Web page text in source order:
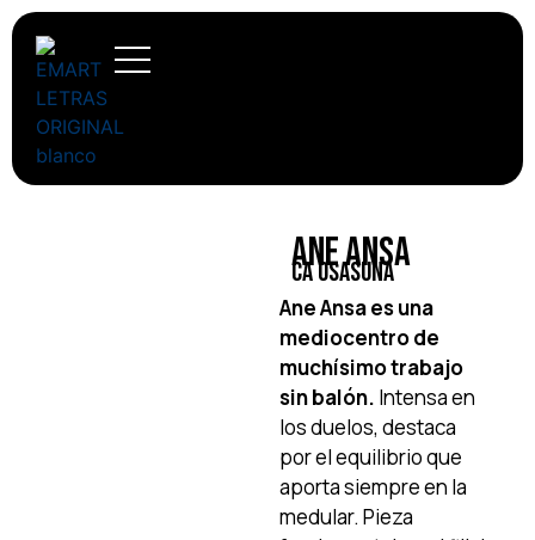
Ane Ansa
CA Osasuna
Ane Ansa es una
mediocentro de
muchísimo trabajo
sin balón. Intensa en
los duelos, destaca
por el equilibrio que
aporta siempre en la
medular. Pieza